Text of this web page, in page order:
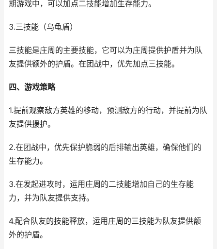
期游戏中，可以加点二技能增加生存能力。
3.三技能（乌龟盾）
三技能是庄周的主要技能，它可以为庄周提供护盾并为队
友提供额外的护盾。在团战中，优先加点三技能。
四、游戏策略
1.提前观察敌方英雄的移动，预测敌方的行动，并提前为队
友提供援护。
2.在团战中，优先保护脆弱的后排输出英雄，确保他们的
生存能力。
3.在发起进攻时，运用庄周的二技能增加自己的生存能
力，并为队友提供支持。
4.配合队友的技能释放，运用庄周的三技能为队友提供额
外的护盾。